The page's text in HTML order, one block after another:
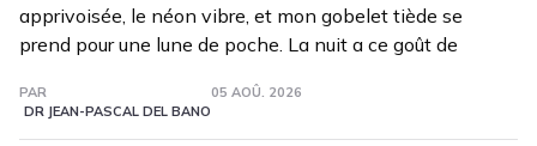
apprivoisée, le néon vibre, et mon gobelet tiède se
prend pour une lune de poche. La nuit a ce goût de
PAR
DR JEAN-PASCAL DEL BANO
05 AOÛ. 2026